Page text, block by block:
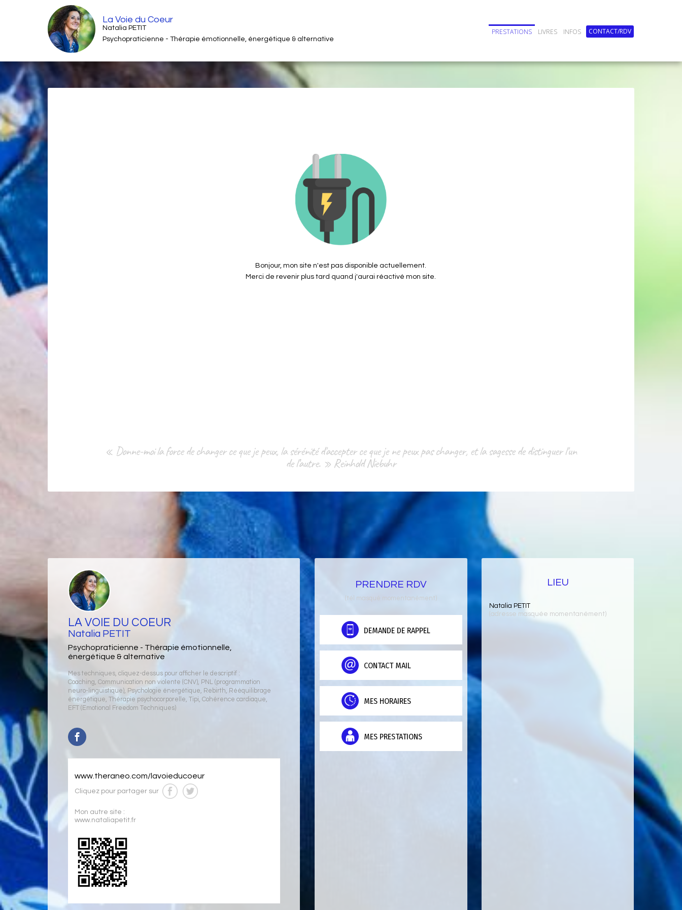
La Voie du Coeur
Natalia PETIT
Psychopraticienne - Thérapie émotionnelle, énergétique & alternative
PRESTATIONS LIVRES INFOS CONTACT/RDV
Bonjour, mon site n'est pas disponible actuellement.
Merci de revenir plus tard quand j'aurai réactivé mon site.
« Donne-moi la force de changer ce que je peux, la sérénité d'accepter ce que je ne peux pas changer, et la sagesse de distinguer l'un
de l’autre. » Reinhold Niebuhr
LA VOIE DU COEUR
Natalia PETIT
Psychopraticienne - Thérapie émotionnelle,
énergétique & alternative
Mes techniques, cliquez-dessus pour afficher le descriptif :
Coaching,Communication non violente (CNV), PNL (programmation
neuro-linguistique), Psychologie énergétique, Rebirth, Rééquilibrage
énergétique,Thérapie psychocorporelle,Tipi,Cohérence cardiaque,
EFT (Emotional Freedom Techniques)
www.theraneo.com/lavoieducoeur
Cliquez pour partager sur
Mon autre site :
www.nataliapetit.fr
PRENDRE RDV
(tél masqué momentanément)
DEMANDE DE RAPPEL
CONTACT MAIL
MES HORAIRES
MES PRESTATIONS
LIEU
Natalia PETIT
(adresse masquée momentanément)